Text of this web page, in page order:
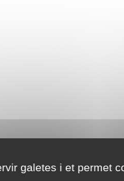
galetes i et permet